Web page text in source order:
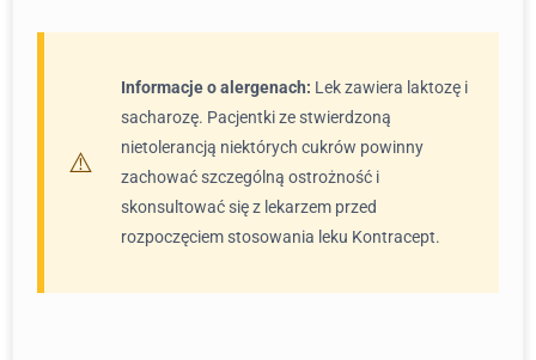
Informacje o alergenach: Lek zawiera laktozę i
sacharozę. Pacjentki ze stwierdzoną
nietolerancją niektórych cukrów powinny
zachować szczególną ostrożność i
skonsultować się z lekarzem przed
rozpoczęciem stosowania leku Kontracept.